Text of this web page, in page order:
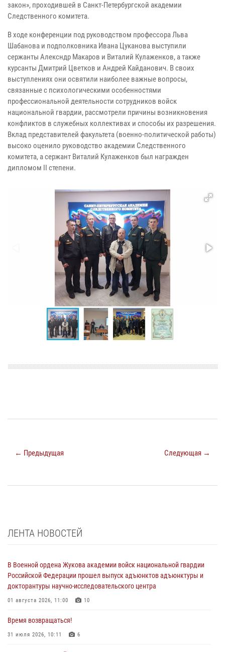
закон», проходившей в Санкт-Петербургской академии
Следственного комитета.
В ходе конференции под руководством профессора Льва
Шабанова и подполковника Ивана Цуканова выступили
сержанты Алексндр Макаров и Виталий Кулаженков, а также
курсанты Дмитрий Цветков и Андрей Кайданович. В своих
выступлениях они освятили наиболее важные вопросы,
связанные с психологическими особенностями
профессиональной деятельности сотрудников войск
национальной гвардии, рассмотрели причины возникновения
конфликтов в служебных коллективах и способы их разрешения.
Вклад представителей факультета (военно-политической работы)
высоко оценило руководство академии Следственного
комитета, а сержант Виталий Кулаженков был награжден
дипломом II степени.
← Предыдущая Следующая →
ЛЕНТА НОВОСТЕЙ
В Военной ордена Жукова академии войск национальной гвардии
Российской Федерации прошел выпуск адъюнктов адъюнктуры и
докторантуры научно-исследовательского центра
01 августа 2026, 11:00 10
Время возвращаться!
31 июля 2026, 10:11 6